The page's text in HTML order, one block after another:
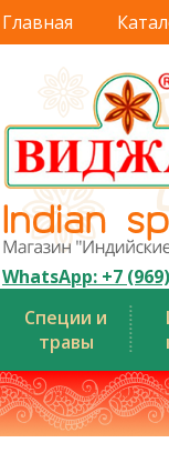
Главная
WhatsApp: +7
Специи и
травы